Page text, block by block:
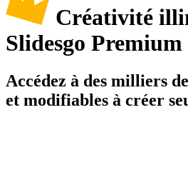
Créativité
Slidesgo Premium
Accédez à des milliers
et modifiables à créer